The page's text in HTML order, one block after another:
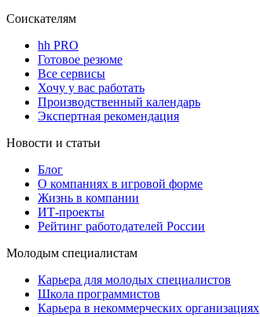
Соискателям
hh PRO
Готовое резюме
Все сервисы
Хочу у вас работать
Производственный календарь
Экспертная рекомендация
Новости и статьи
Блог
О компаниях в игровой форме
Жизнь в компании
ИТ-проекты
Рейтинг работодателей России
Молодым специалистам
Карьера для молодых специалистов
Школа программистов
Карьера в некоммерческих организациях